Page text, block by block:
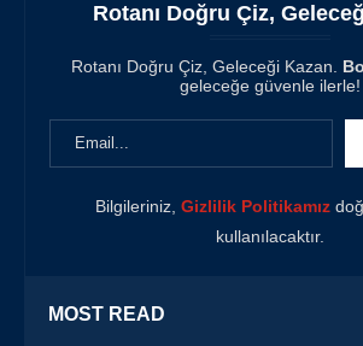
Rotanı Doğru Çiz,
Rotanı Doğru Çiz, Geleceği Kazan.
geleceğe güvenle ilerle!
Bilgileriniz, Gizlilik Politikamız
kullanılacaktır.
MOST READ